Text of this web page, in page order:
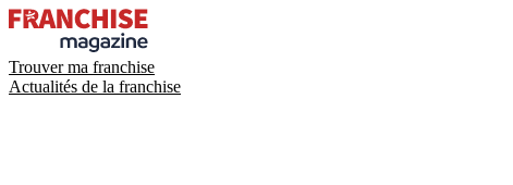
Trouver ma franchise
Actualités de la franchise